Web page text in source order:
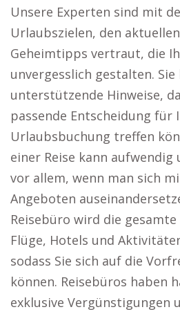
Unsere Experten sind mit
Urlaubszielen, den
Geheimtipps vertraut, die
unvergesslich gestalten.
unterstützende Hinweise,
passende Entscheidung für
Urlaubsbuchung treffen
einer Reise kann aufwendig
vor allem, wenn man sich
Angeboten
Reisebüro wird die
Flüge, Hotels und
sodass Sie sich auf die
können. Reisebüros haben
exklusive Vergünstigungen